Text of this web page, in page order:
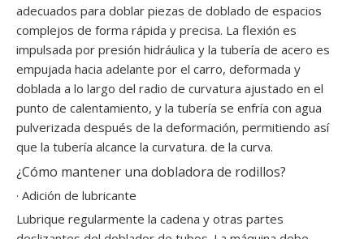
adecuados para doblar piezas de doblado de espacios
complejos de forma rápida y precisa. La flexión es
impulsada por presión hidráulica y la tubería de acero es
empujada hacia adelante por el carro, deformada y
doblada a lo largo del radio de curvatura ajustado en el
punto de calentamiento, y la tubería se enfría con agua
pulverizada después de la deformación, permitiendo así
que la tubería alcance la curvatura. de la curva.
¿Cómo mantener una dobladora de rodillos?
· Adición de lubricante
Lubrique regularmente la cadena y otras partes